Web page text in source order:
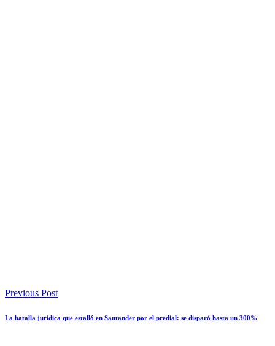
Previous Post
La batalla jurídica que estalló en Santander por el predial: se disparó hasta un 300%